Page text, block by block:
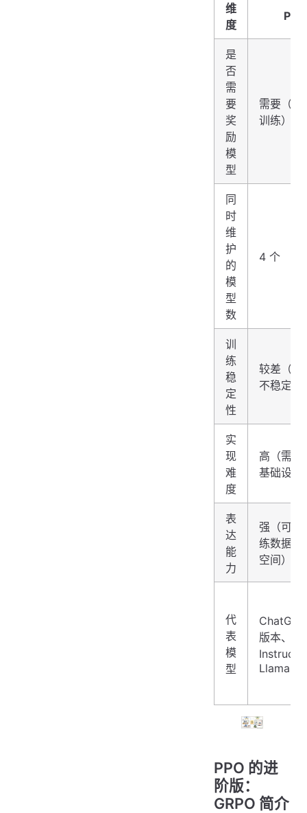
维
度
PPO
是
否
需
要
奖
励
模
型
需要（需
训练）
同
时
维
护
的
模
型
数
4 个
训
练
稳
定
性
较差（
不稳定）
实
现
难
度
高（需要
基础设施
表
达
能
力
强（可探
练数据之
空间）
代
表
模
型
版本、
Llama
PPO 的进
阶版：
GRPO 简介